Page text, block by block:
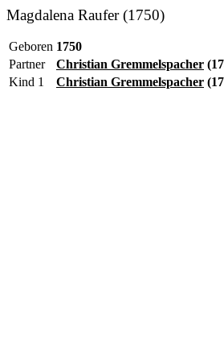
Magdalena Raufer (1750)
Geboren 1750
Partner
Christian Gremmelspacher
Kind 1
Christian Gremmelspacher